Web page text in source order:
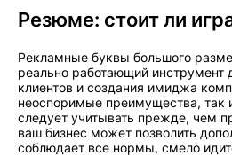
Резюме: стоит ли
Рекламные буквы большого
реально работающий инструмент
клиентов и создания имиджа
неоспоримые преимущества, так
следует учитывать прежде, чем
ваш бизнес может позволить
соблюдает все нормы, смело